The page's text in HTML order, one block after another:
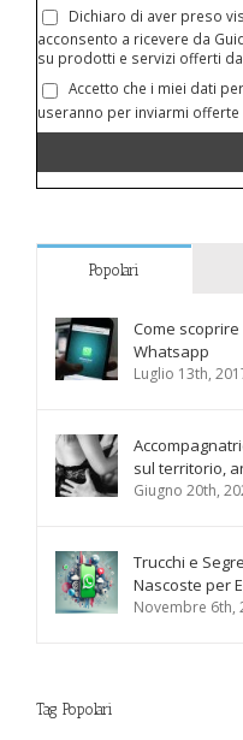
Dichiaro di aver preso
acconsento a ricevere da
su prodotti e servizi offerti
Accetto che i miei dati
useranno per inviarmi
Popolari
Come
Whatsapp
Luglio 13th,
sul territorio,
Giugno 20th,
Trucchi e
Nascoste per
Novembre 6th,
Tag Popolari